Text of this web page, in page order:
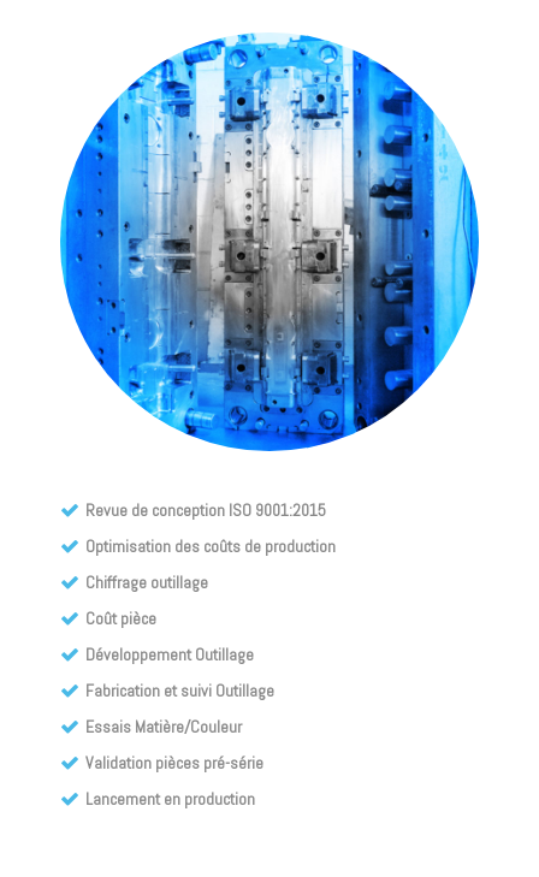
Revue de conception ISO 9001:2015
Optimisation des coûts de production
Chiffrage outillage
Coût pièce
Développement Outillage
Fabrication et suivi Outillage
Essais Matière/Couleur
Validation pièces pré-série
Lancement en production